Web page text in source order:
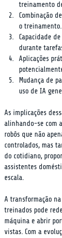
treinamento
Combinação
o treinamento.
Capacidade
durante
Aplicações
Mudança de
uso de IA
As implicações
alinhando-se com
robôs que não
controlados, mas
do cotidiano,
assistentes
escala.
A transformação
treinados pode
máquina e abrir
vistas. Com a